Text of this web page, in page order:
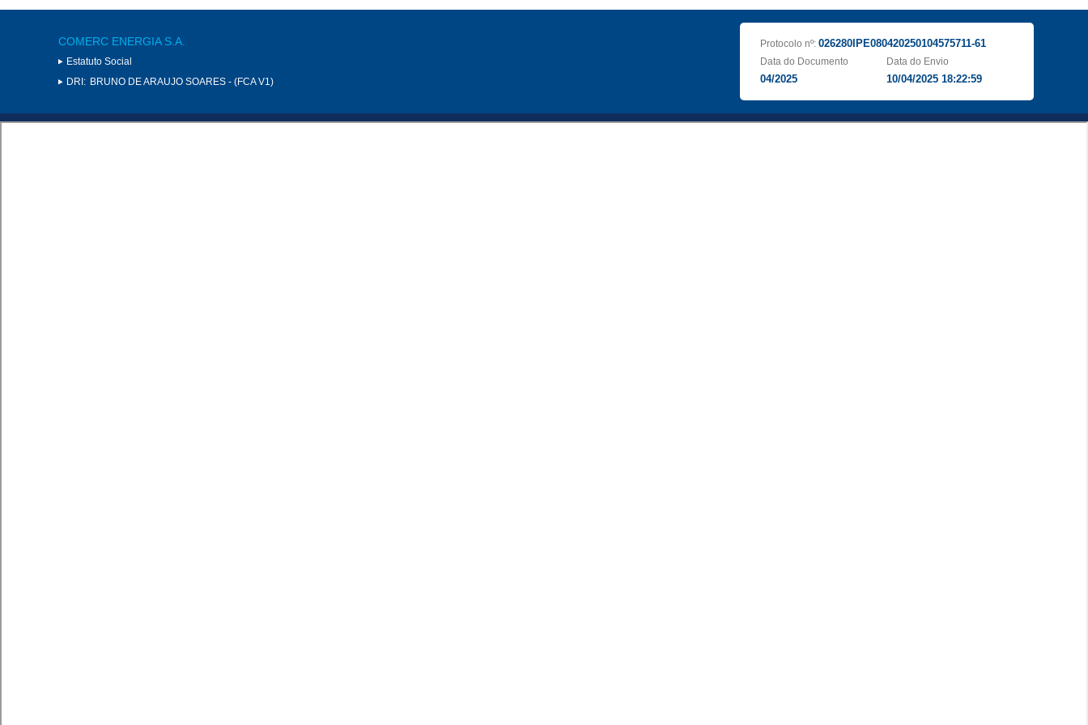
COMERC ENERGIA S.A.
Estatuto Social
DRI: BRUNO DE ARAUJO SOARES - (FCA V1)
Protocolo nº: 026280IPE080420250104575711-61
Data do Documento
04/2025
Data do Envio
10/04/2025 18:22:59